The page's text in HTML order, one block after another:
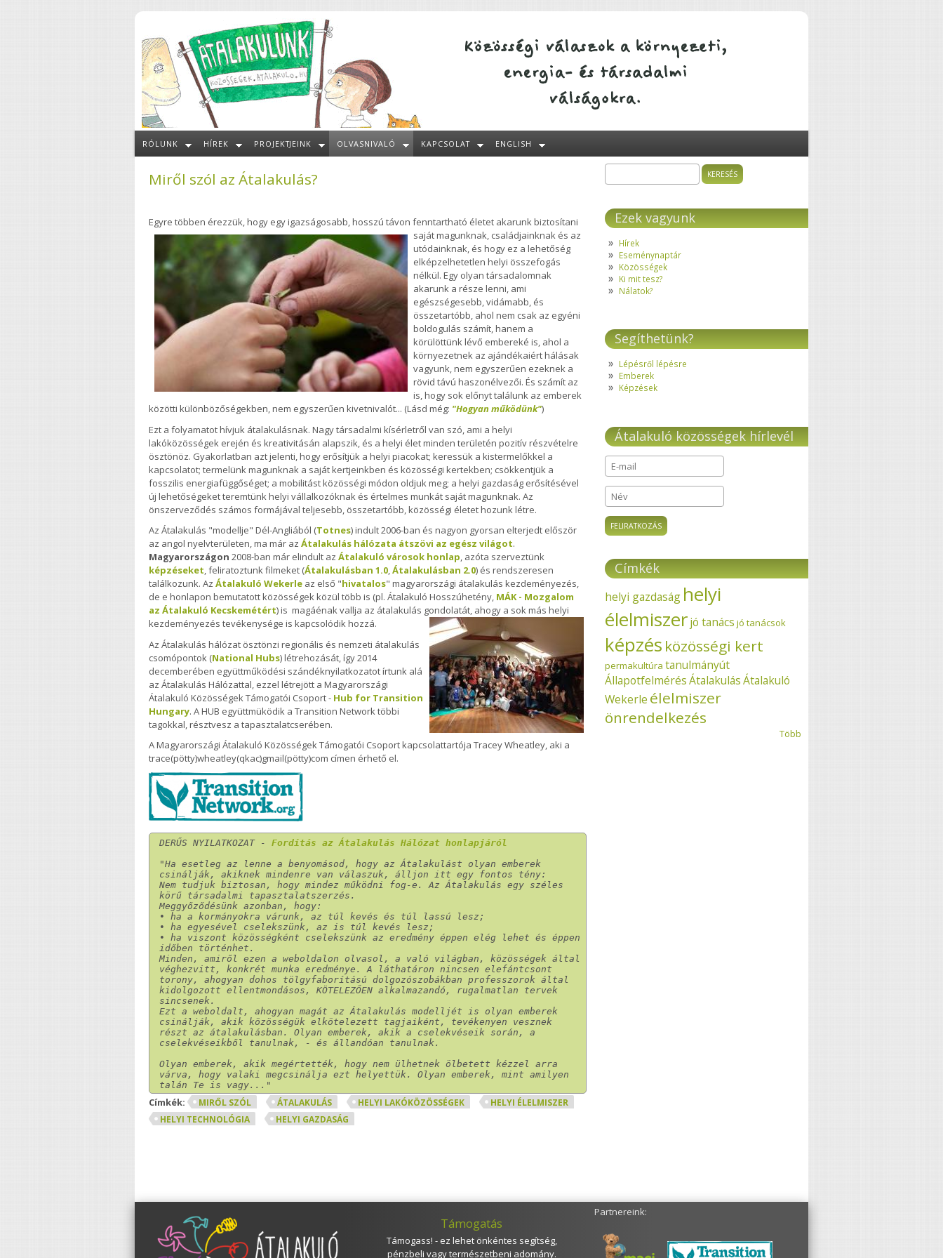
RÓLUNK HÍREK PROJEKTJEINK OLVASNIVALÓ KAPCSOLAT ENGLISH
Miről szól az Átalakulás?
Egyre többen érezzük, hogy egy igazságosabb, hosszú távon fenntartható életet akarunk biztosítani
saját magunknak, családjainknak és az
utódainknak, és hogy ez a lehetőség
elképzelhetetlen helyi összefogás
nélkül. Egy olyan társadalomnak
akarunk a része lenni, ami
egészségesebb, vidámabb, és
összetartóbb, ahol nem csak az egyéni
boldogulás számít, hanem a
körülöttünk lévő embereké is, ahol a
környezetnek az ajándékaiért hálásak
vagyunk, nem egyszerűen ezeknek a
rövid távú haszonélvezői. És számít az
is, hogy sok előnyt találunk az emberek
közötti különbözőségekben, nem egyszerűen kivetnivalót... (Lásd még: "Hogyan működünk")
Ezt a folyamatot hívjuk átalakulásnak. Nagy társadalmi kísérletről van szó, ami a helyi
lakóközösségek erején és kreativitásán alapszik, és a helyi élet minden területén pozitív részvételre
ösztönöz. Gyakorlatban azt jelenti, hogy erősítjük a helyi piacokat; keressük a kistermelőkkel a
kapcsolatot; termelünk magunknak a saját kertjeinkben és közösségi kertekben; csökkentjük a
fosszilis energiafüggőséget; a mobilitást közösségi módon oldjuk meg; a helyi gazdaság erősítésével
új lehetőségeket teremtünk helyi vállalkozóknak és értelmes munkát saját magunknak. Az
önszerveződés számos formájával teljesebb, összetartóbb, közösségi életet hozunk létre.
Az Átalakulás "modellje" Dél-Angliából (Totnes) indult 2006-ban és nagyon gyorsan elterjedt először
az angol nyelvterületen, ma már az Átalakulás hálózata átszövi az egész világot.
Magyarországon 2008-ban már elindult az Átalakuló városok honlap, azóta szerveztünk
képzéseket, feliratoztunk filmeket (Átalakulásban 1.0,Átalakulásban 2.0) és rendszeresen
találkozunk. Az Átalakuló Wekerle az első "hivatalos" magyarországi átalakulás kezdeményezés,
de e honlapon bemutatott közösségek közül több is (pl. Átalakuló Hosszúhetény, MÁK - Mozgalom
az Átalakuló Kecskemétért) is magáénak vallja az átalakulás gondolatát, ahogy a sok más helyi
kezdeményezés tevékenysége is kapcsolódik hozzá.
Az Átalakulás hálózat ösztönzi regionális és nemzeti átalakulás
csomópontok (National Hubs) létrehozását, így 2014
decemberében együttműködési szándéknyilatkozatot írtunk alá
az Átalakulás Hálózattal, ezzel létrejött a Magyarországi
Átalakuló Közösségek Támogatói Csoport - Hub for Transition
Hungary. A HUB együttmüködik a Transition Network többi
tagokkal, résztvesz a tapasztalatcserében.
A Magyarországi Átalakuló Közösségek Támogatói Csoport kapcsolattartója Tracey Wheatley, aki a
trace(pötty)wheatley(qkac)gmail(pötty)com címen érhető el.
DERŰS NYILATKOZAT - Fordítás az Átalakulás Hálózat honlapjáról
"Ha esetleg az lenne a benyomásod, hogy az Átalakulást olyan emberek
csinálják, akiknek mindenre van válaszuk, álljon itt egy fontos tény:
Nem tudjuk biztosan, hogy mindez működni fog-e. Az Átalakulás egy széles
körű társadalmi tapasztalatszerzés.
Meggyőződésünk azonban, hogy:
• ha a kormányokra várunk, az túl kevés és túl lassú lesz;
• ha egyesével cselekszünk, az is túl kevés lesz;
• ha viszont közösségként cselekszünk az eredmény éppen elég lehet és éppen
időben történhet.
Minden, amiről ezen a weboldalon olvasol, a való világban, közösségek által
véghezvitt, konkrét munka eredménye. A láthatáron nincsen elefántcsont
torony, ahogyan dohos tölgyfaborítású dolgozószobákban professzorok által
kidolgozott ellentmondásos, KÖTELEZŐEN alkalmazandó, rugalmatlan tervek
sincsenek.
Ezt a weboldalt, ahogyan magát az Átalakulás modelljét is olyan emberek
csinálják, akik közösségük elkötelezett tagjaiként, tevékenyen vesznek
részt az átalakulásban. Olyan emberek, akik a cselekvéseik során, a
cselekvéseikből tanulnak, - és állandóan tanulnak.
Olyan emberek, akik megértették, hogy nem ülhetnek ölbetett kézzel arra
várva, hogy valaki megcsinálja ezt helyettük. Olyan emberek, mint amilyen
talán Te is vagy..."
Címkék: MIRŐL SZÓL ÁTALAKULÁS HELYI LAKÓKÖZÖSSÉGEK
HELYI ÉLELMISZER
HELYI TECHNOLÓGIA
HELYI GAZDASÁG
Keresés űrlap
Ezek vagyunk
Hírek
Eseménynaptár
Közösségek
Ki mit tesz?
Nálatok?
Segíthetünk?
Lépésről lépésre
Emberek
Képzések
Átalakuló közösségek hírlevél
E-mail*
Név
Címkék
helyi gazdaság helyi
élelmiszerjó tanács jó tanácsok
képzés közösségi kert
permakultúra tanulmányút
ÁllapotfelmérésÁtalakulásÁtalakuló
Wekerle élelmiszer
önrendelkezés
Több
Támogatás
Támogass! - ez lehet önkéntes segítség,
pénzbeli vagy természetbeni adomány.
Partnereink: